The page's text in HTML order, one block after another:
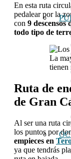
En esta ruta
pedalear por la
con 9 descensos
todo tipo de
La
tienen
Ruta de
de Gran
Al ser una ruta
los puntos por
empieces en
ya que tendrás